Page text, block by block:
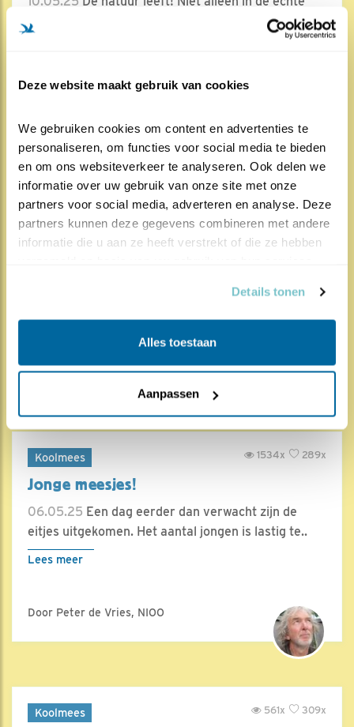
Deze website maakt gebruik van cookies
We gebruiken cookies om content en advertenties te
personaliseren, om functies voor social media te bieden
en om ons websiteverkeer te analyseren. Ook delen we
informatie over uw gebruik van onze site met onze
partners voor social media, adverteren en analyse. Deze
partners kunnen deze gegevens combineren met andere
informatie die u aan ze heeft verstrekt of die ze hebben
Details tonen
Alles toestaan
Aanpassen
wereld, maar ook in de digitale wereld komt ..
Koolmees 247x
401x
Kuiken-update
Koolmees 289x
1534x
Jonge meesjes!
06.05.25 Een dag eerder dan verwacht zijn de
eitjes uitgekomen. Het aantal jongen is lastig te..
Lees meer
Door Peter de Vries, NIOO
Koolmees 309x
561x